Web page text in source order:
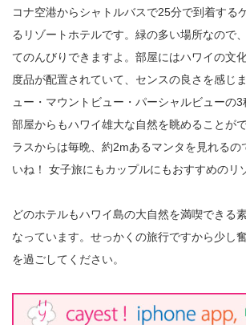
コナ空港からシャトルバスで25分で到着する
るリゾートホテルです。緑の多い場所なので
てのんびりできますよ。部屋にはハワイの文
度品が配置されていて、センスの良さを感じ
ュー・マウントビュー・パーシャルビューの
部屋からもハワイ雄大な自然を眺めることが
ラスからは毎晩、約2mあるマンタを見れるの
いね！ 女子旅にもカップルにもおすすめのリ
どのホテルもハワイ島の大自然を満喫できる
なっています。せっかくの旅行ですから少し
を過ごしてください。